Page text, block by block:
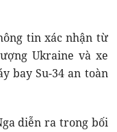
tin xác nhận từ
Ukraine và xe
bay Su-34 an toàn
diễn ra trong bối